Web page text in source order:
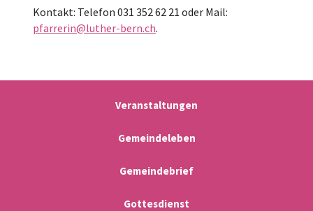
Kontakt: Telefon 031 352 62 21 oder Mail:
pfarrerin@luther-bern.ch.
Veranstaltungen
Gemeindeleben
Gemeindebrief
Gottesdienst